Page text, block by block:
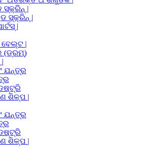
ସ୍କ୍ରିନ୍ |
ସ୍କ୍ରିନ୍ |
|
|
(ଡ୍ରମ୍)
ଯନ୍ତ୍ର
ଶିଳ୍ପ |
ଯନ୍ତ୍ର
ଶିଳ୍ପ |